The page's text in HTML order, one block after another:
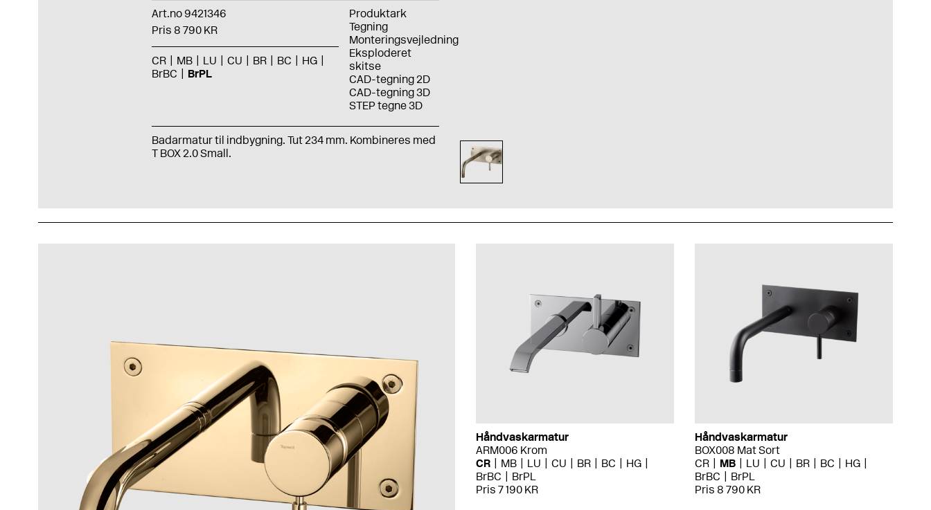
Art.no 9421346
Pris 8 790 KR
CR MB LU CU BR BC
HG
BrBC
BrPL
Produktark
Tegning
Monteringsvejledning
Eksploderet
skitse
CAD-tegning 2D
CAD-tegning 3D
STEP tegne 3D
Badarmatur til indbygning. Tut 234 mm. Kombineres med
T BOX 2.0 Small.
Håndvaskarmatur
ARM006 Krom
CR
MB LU CU BR BC
HG
BrBC
BrPL
Pris 7 190 KR
Håndvaskarmatur
BOX008 Mat Sort
CR
MB LU CU BR BC
HG
BrBC
BrPL
Pris 8 790 KR